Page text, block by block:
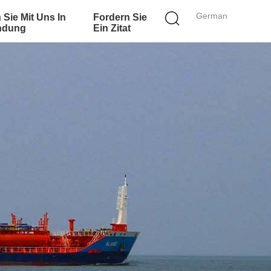
German
Sie Mit Uns In
Fordern Sie
Ein Zitat